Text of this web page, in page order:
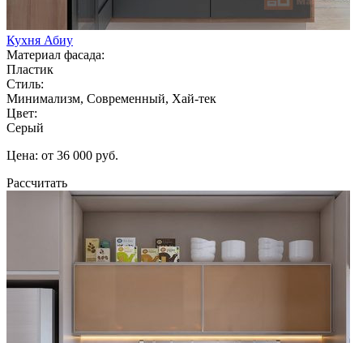
Кухня Абиу
Материал фасада:
Пластик
Стиль:
Минимализм, Современный, Хай-тек
Цвет:
Серый
Цена: от 36 000 руб.
Рассчитать